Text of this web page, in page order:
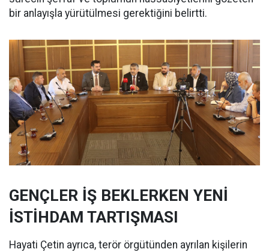
bir anlayışla yürütülmesi gerektiğini belirtti.
GENÇLER İŞ BEKLERKEN YENİ
İSTİHDAM TARTIŞMASI
Hayati Çetin ayrıca, terör örgütünden ayrılan kişilerin